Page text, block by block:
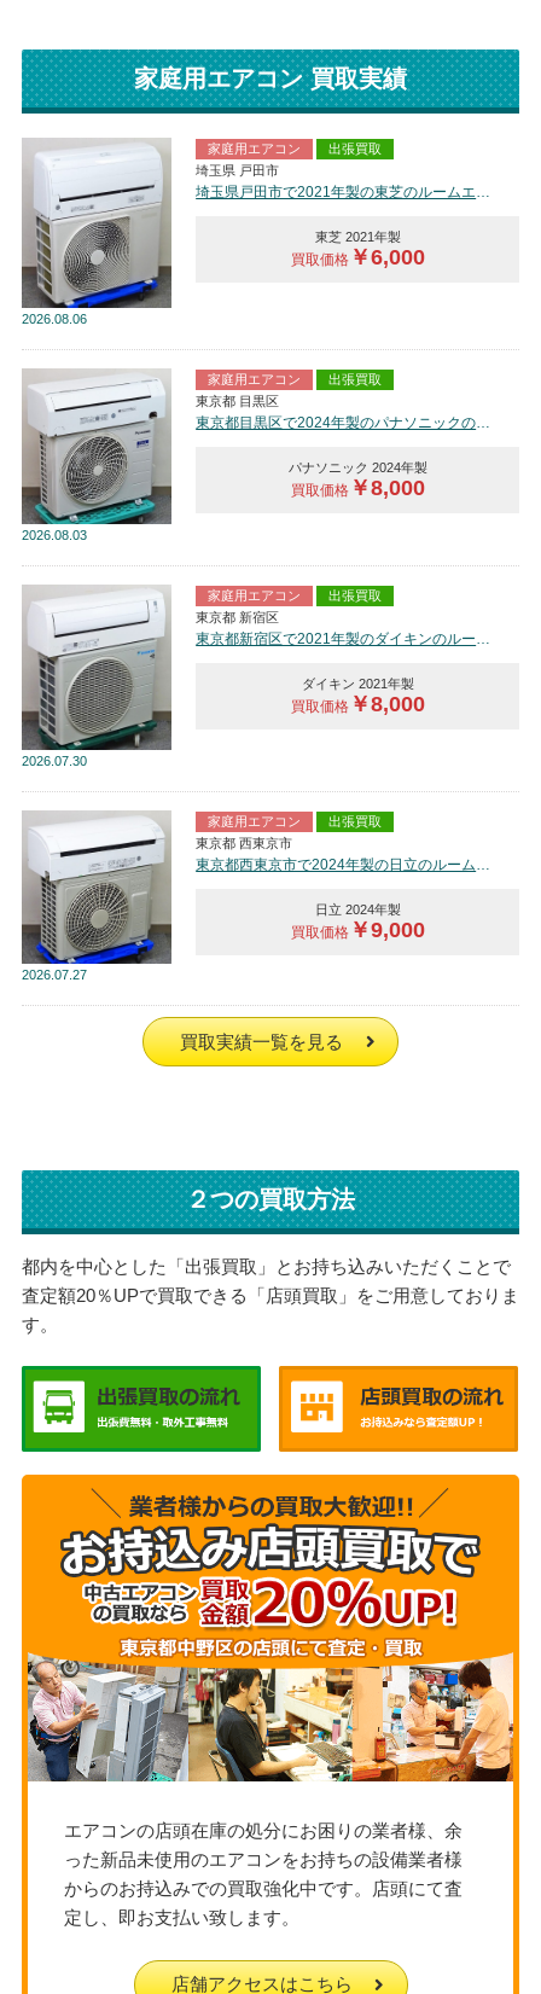
家庭用エアコン 買取実績
2026 08.06
家庭用エアコン
出張買取
埼玉県 戸田市
東芝 2021年製
買取価格￥6,000
2026 08.03
家庭用エアコン
出張買取
東京都 目黒区
東京都目黒区で2024年製のパナソニックのルームエアコン【中古品】を買取しました。
パナソニック 2024年製
買取価格￥8,000
2026 07.30
家庭用エアコン
出張買取
東京都 新宿区
ダイキン 2021年製
買取価格￥8,000
2026 07.27
家庭用エアコン
出張買取
東京都 西東京市
日立 2024年製
買取価格￥9,000
買取実績一覧を見る
２つの買取方法
都内を中心とした「出張買取」とお持ち込みいただくことで
査定額20％UPで買取できる「店頭買取」をご用意しておりま
す。
エアコンの店頭在庫の処分にお困りの業者様、余
った新品未使用のエアコンをお持ちの設備業者様
からのお持込みでの買取強化中です。店頭にて査
定し、即お支払い致します。
店舗アクセスはこちら